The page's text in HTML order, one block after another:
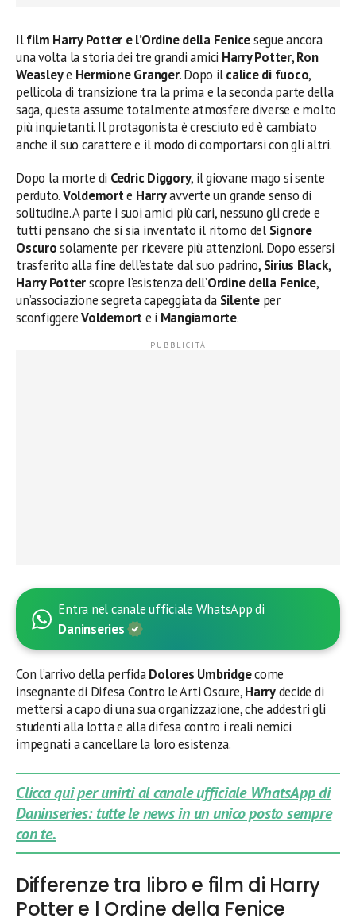
Ilfilm Harry Potter e l’Ordine della Fenicesegue ancora
una volta la storia dei tre grandi amici Harry Potter,Ron
Weasleye Hermione Granger. Dopo ilcalice di fuoco,
pellicola di transizione tra la prima e la seconda parte della
saga, questa assume totalmente atmosfere diverse e molto
più inquietanti. Il protagonista è cresciuto ed è cambiato
anche il suo carattere e il modo di comportarsi con gli altri.
Dopo la morte di Cedric Diggory, il giovane mago si sente
perduto.Voldemorte Harryavverte un grande senso di
solitudine. A parte i suoi amici più cari, nessuno gli crede e
tutti pensano che si sia inventato il ritorno del Signore
Oscurosolamente per ricevere più attenzioni. Dopo essersi
trasferito alla fine dell’estate dal suo padrino, Sirius Black,
Harry Potterscopre l’esistenza dell’Ordine della Fenice,
un’associazione segreta capeggiata da Silenteper
sconfiggereVoldemorte i Mangiamorte.
Entra nel canale ufficiale WhatsApp di
Daninseries
Con l’arrivo della perfidaDolores Umbridgecome
insegnante di Difesa Contro le Arti Oscure,Harrydecide di
mettersi a capo di una sua organizzazione, che addestri gli
studenti alla lotta e alla difesa contro i reali nemici
impegnati a cancellare la loro esistenza.
Clicca qui per unirti al canale ufficiale WhatsApp di
Daninseries: tutte le news in un unico posto sempre
con te.
Differenze tra libro e film di Harry
Potter e l Ordine della Fenice